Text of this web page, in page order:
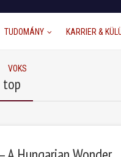
TUDOMÁNY KARRIER &
VOKS
top